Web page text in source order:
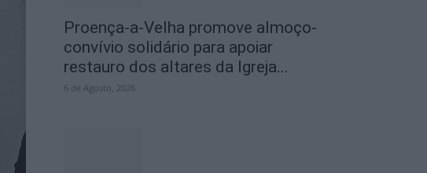
Proença-a-Velha promove almoço-
convívio solidário para apoiar
restauro dos altares da Igreja...
6 de Agosto, 2026